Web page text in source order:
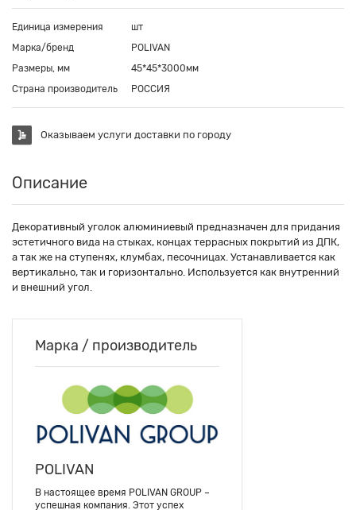
Единица измерения
шт
Марка/бренд
POLIVAN
Размеры, мм
45*45*3000мм
Страна производитель
РОССИЯ
Оказываем услуги доставки по городу
Описание
Декоративный уголок алюминиевый предназначен для придания
эстетичного вида на стыках, концах террасных покрытий из ДПК,
а так же на ступенях, клумбах, песочницах. Устанавливается как
вертикально, так и горизонтально. Используется как внутренний
и внешний угол.
Марка / производитель
POLIVAN
В настоящее время POLIVAN GROUP –
успешная компания. Этот успех